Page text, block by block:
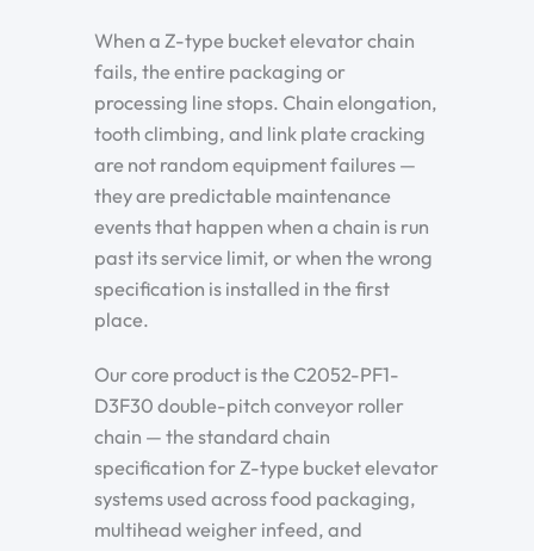
When a Z-type bucket elevator chain
fails, the entire packaging or
processing line stops. Chain elongation,
tooth climbing, and link plate cracking
are not random equipment failures —
they are predictable maintenance
events that happen when a chain is run
past its service limit, or when the wrong
specification is installed in the first
place.
Our core product is the C2052-PF1-
D3F30 double-pitch conveyor roller
chain — the standard chain
specification for Z-type bucket elevator
systems used across food packaging,
multihead weigher infeed, and